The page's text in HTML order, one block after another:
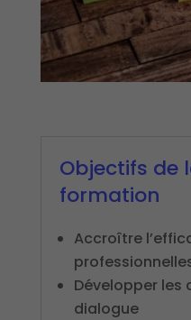
Objectifs de
formation
Accroître
Développer les
dialogue